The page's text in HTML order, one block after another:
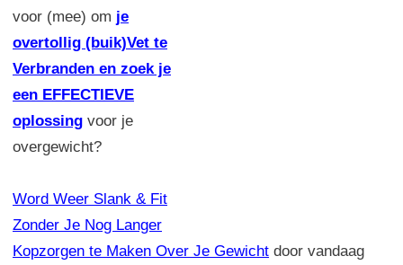
voor (mee) om je
overtollig (buik)Vet te
Verbranden en zoek je
een EFFECTIEVE
oplossing voor je
overgewicht?
Word Weer Slank & Fit
Zonder Je Nog Langer
Kopzorgen te Maken Over Je Gewicht door vandaag